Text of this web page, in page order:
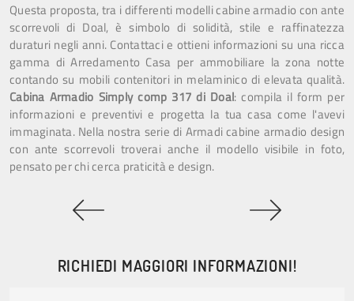
Questa proposta, tra i differenti modelli cabine armadio con ante
scorrevoli di Doal, è simbolo di solidità, stile e raffinatezza
duraturi negli anni. Contattaci e ottieni informazioni su una ricca
gamma di Arredamento Casa per ammobiliare la zona notte
contando su mobili contenitori in melaminico di elevata qualità.
Cabina Armadio Simply comp 317 di Doal: compila il form per
informazioni e preventivi e progetta la tua casa come l'avevi
immaginata. Nella nostra serie di Armadi cabine armadio design
con ante scorrevoli troverai anche il modello visibile in foto,
pensato per chi cerca praticità e design.
RICHIEDI MAGGIORI INFORMAZIONI!